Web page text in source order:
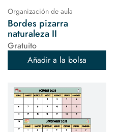
Organización de aula
Bordes pizarra
naturaleza II
Gratuito
Añadir a la bolsa